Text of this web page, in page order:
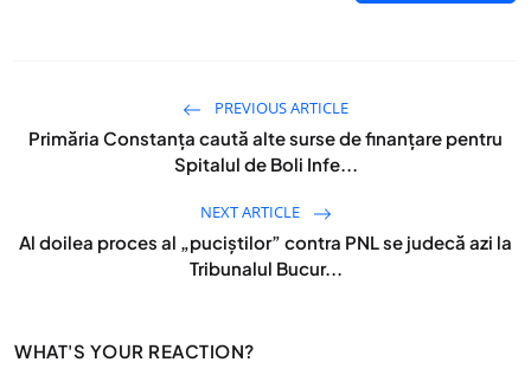
PREVIOUS ARTICLE
Primăria Constanța caută alte surse de finanțare pentru
Spitalul de Boli Infe...
NEXT ARTICLE
Al doilea proces al „puciștilor” contra PNL se judecă azi la
Tribunalul Bucur...
WHAT'S YOUR REACTION?